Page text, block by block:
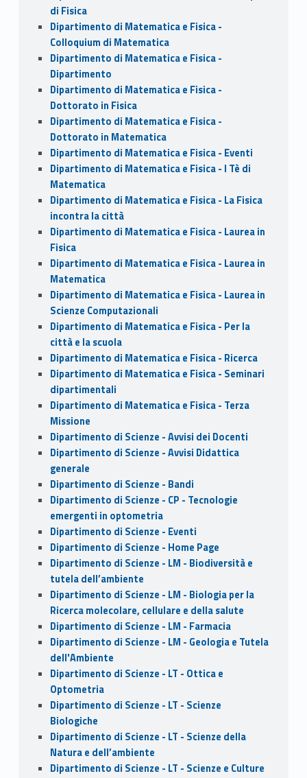
di Fisica
Dipartimento di Matematica e Fisica -
Colloquium di Matematica
Dipartimento di Matematica e Fisica -
Dipartimento
Dipartimento di Matematica e Fisica -
Dottorato in Fisica
Dipartimento di Matematica e Fisica -
Dottorato in Matematica
Dipartimento di Matematica e Fisica - Eventi
Dipartimento di Matematica e Fisica - I Tè di
Matematica
Dipartimento di Matematica e Fisica - La Fisica
incontra la città
Dipartimento di Matematica e Fisica - Laurea in
Fisica
Dipartimento di Matematica e Fisica - Laurea in
Matematica
Dipartimento di Matematica e Fisica - Laurea in
Scienze Computazionali
Dipartimento di Matematica e Fisica - Per la
città e la scuola
Dipartimento di Matematica e Fisica - Ricerca
Dipartimento di Matematica e Fisica - Seminari
dipartimentali
Dipartimento di Matematica e Fisica - Terza
Missione
Dipartimento di Scienze - Avvisi dei Docenti
Dipartimento di Scienze - Avvisi Didattica
generale
Dipartimento di Scienze - Bandi
Dipartimento di Scienze - CP - Tecnologie
emergenti in optometria
Dipartimento di Scienze - Eventi
Dipartimento di Scienze - Home Page
Dipartimento di Scienze - LM - Biodiversità e
tutela dell’ambiente
Dipartimento di Scienze - LM - Biologia per la
Ricerca molecolare, cellulare e della salute
Dipartimento di Scienze - LM - Farmacia
Dipartimento di Scienze - LM - Geologia e Tutela
dell'Ambiente
Dipartimento di Scienze - LT - Ottica e
Optometria
Dipartimento di Scienze - LT - Scienze
Biologiche
Dipartimento di Scienze - LT - Scienze della
Natura e dell’ambiente
Dipartimento di Scienze - LT - Scienze e Culture